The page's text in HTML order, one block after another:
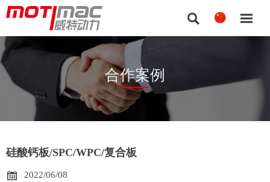
 
合作案例
硅酸钙板/SPC/WPC/复合板

2022/06/08